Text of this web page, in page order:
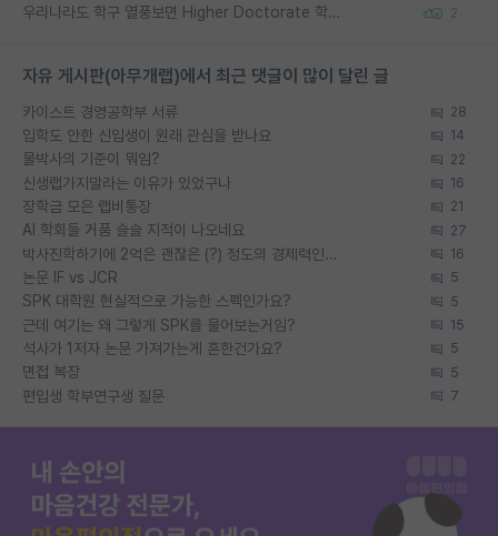
우리나라도 학구 열풍보면 Higher Doctorate 학위가 필요하다고 봅니다. 2
자유 게시판(아무개랩)에서 최근 댓글이 많이 달린 글
카이스트 경영공학부 서류 28
입학도 안한 신입생이 원래 관심을 받나요 14
물박사의 기준이 뭐임? 22
신생랩가지말라는 이유가 있었구나 16
장학금 모은 랩비통장 21
AI 학회들 거품 슬슬 지적이 나오네요 27
박사진학하기에 2억은 괜찮은 (?) 정도의 경제력인가요 16
논문 IF vs JCR 5
SPK 대학원 현실적으로 가능한 스펙인가요? 5
근데 여기는 왜 그렇게 SPK를 물어보는거임? 15
석사가 1저자 논문 가져가는게 흔한건가요? 5
면접 복장 5
편입생 학부연구생 질문 7